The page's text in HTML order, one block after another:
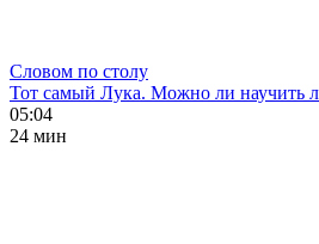
Словом по столу
Тот самый Лука. Можно ли научить
05:04
24 мин